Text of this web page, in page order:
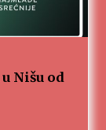
Nišu od